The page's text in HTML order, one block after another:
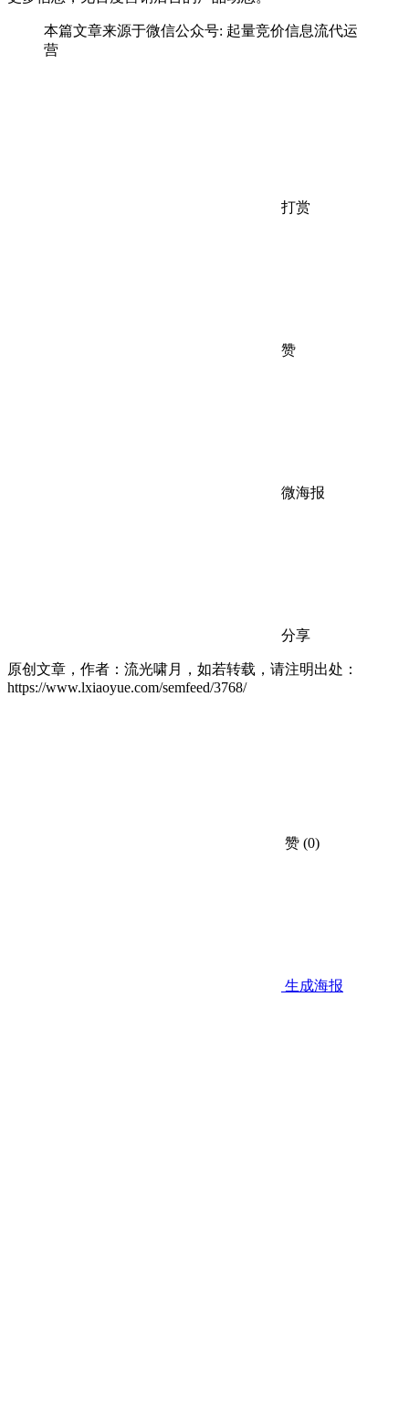
本篇文章来源于微信公众号: 起量竞价信息流代运
营
打赏
赞
微海报
分享
原创文章，作者：流光啸月，如若转载，请注明出处：
https://www.lxiaoyue.com/semfeed/3768/
赞 (0)
生成海报